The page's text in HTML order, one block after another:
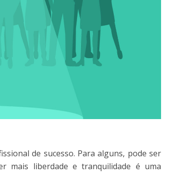
de sucesso. Para alguns, pode ser
mais liberdade e tranquilidade é uma